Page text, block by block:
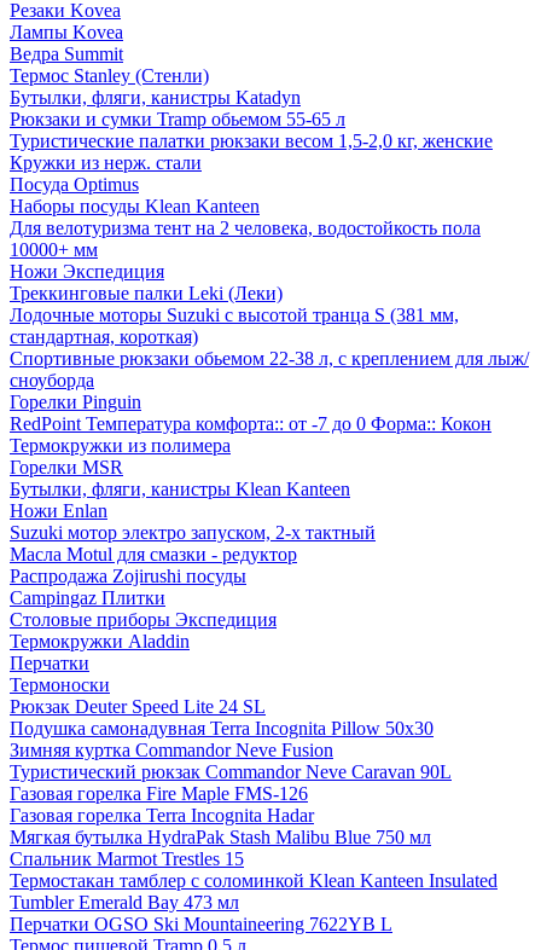
Резаки Kovea
Лампы Kovea
Ведра Summit
Термос Stanley (Стенли)
Бутылки, фляги, канистры Katadyn
Рюкзаки и сумки Tramp обьемом 55-65 л
Туристические палатки рюкзаки весом 1,5-2,0 кг, женские
Кружки из нерж. стали
Посуда Optimus
Наборы посуды Klean Kanteen
Для велотуризма тент на 2 человека, водостойкость пола
10000+ мм
Ножи Экспедиция
Треккинговые палки Leki (Леки)
Лодочные моторы Suzuki с высотой транца S (381 мм,
стандартная, короткая)
Спортивные рюкзаки обьемом 22-38 л, с креплением для лыж/
сноуборда
Горелки Pinguin
RedPoint Температура комфорта:: от -7 до 0 Форма:: Кокон
Термокружки из полимера
Горелки MSR
Бутылки, фляги, канистры Klean Kanteen
Ножи Enlan
Suzuki мотор электро запуском, 2-х тактный
Масла Motul для смазки - редуктор
Распродажа Zojirushi посуды
Campingaz Плитки
Столовые приборы Экспедиция
Термокружки Aladdin
Перчатки
Термоноски
Рюкзак Deuter Speed Lite 24 SL
Подушка самонадувная Terra Incognita Pillow 50x30
Зимняя куртка Commandor Neve Fusion
Туристический рюкзак Commandor Neve Caravan 90L
Газовая горелка Fire Maple FMS-126
Газовая горелка Terra Incognita Hadar
Мягкая бутылка HydraPak Stash Malibu Blue 750 мл
Спальник Marmot Trestles 15
Термостакан тамблер с соломинкой Klean Kanteen Insulated
Tumbler Emerald Bay 473 мл
Перчатки OGSO Ski Mountaineering 7622YB L